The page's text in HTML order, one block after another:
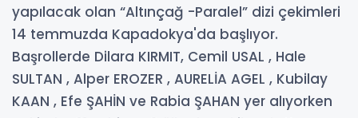
yapılacak olan “Altınçağ -Paralel” dizi çekimleri
14 temmuzda Kapadokya'da başlıyor.
Başrollerde Dilara KIRMIT, Cemil USAL , Hale
SULTAN , Alper EROZER , AURELİA AGEL , Kubilay
KAAN , Efe ŞAHİN ve Rabia ŞAHAN yer alıyorken